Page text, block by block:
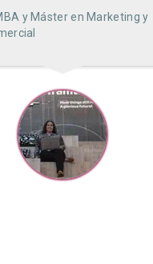
y Máster en Marketing y